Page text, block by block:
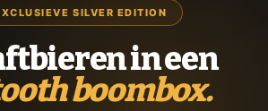
SILVER EDITION
in een
boombox.